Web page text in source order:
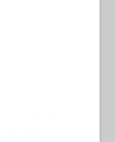
con lo Stretto di
della